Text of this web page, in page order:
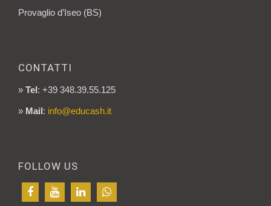
Provaglio d’Iseo (BS)
CONTATTI
» Tel: +39 348.39.55.125
» Mail: info@educash.it
FOLLOW US